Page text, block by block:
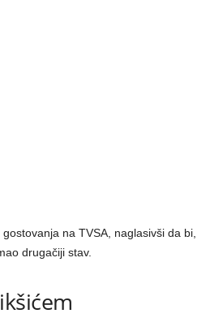
na TVSA, naglasivši da bi,
drugačiji stav.